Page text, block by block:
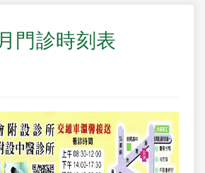
門診時刻表